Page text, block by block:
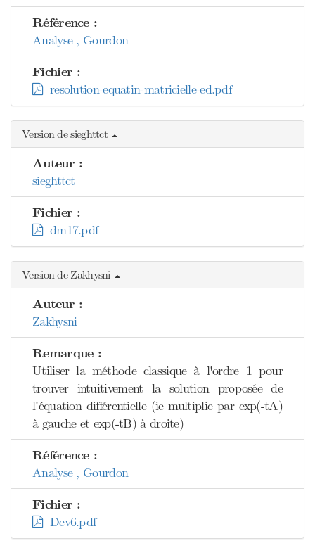
Référence :
Analyse , Gourdon
Fichier :
resolution-equatin-matricielle-ed.pdf
Version de sieghttct
Auteur :
sieghttct
Fichier :
dm17.pdf
Version de Zakhysni
Auteur :
Zakhysni
Remarque :
Utiliser la méthode classique à l'ordre 1 pour
trouver intuitivement la solution proposée de
l'équation différentielle (ie multiplie par exp(-tA)
à gauche et exp(-tB) à droite)
Référence :
Analyse , Gourdon
Fichier :
Dev6.pdf